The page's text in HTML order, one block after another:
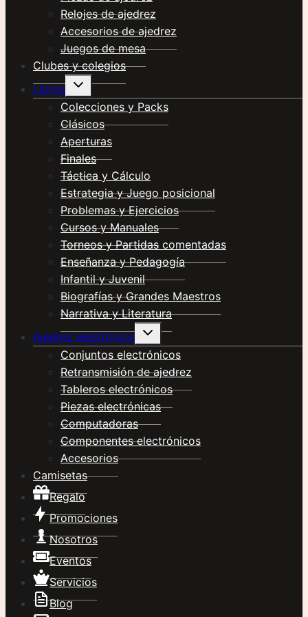
Relojes de ajedrez
Accesorios de ajedrez
Juegos de mesa
Clubes y colegios
Libros
Alternar
hijo
Colecciones y Packs
Clásicos
Aperturas
Finales
Táctica y Cálculo
Estrategia y Juego posicional
Problemas y Ejercicios
Cursos y Manuales
Torneos y Partidas comentadas
Enseñanza y Pedagogía
Infantil y Juvenil
Biografías y Grandes Maestros
Narrativa y Literatura
Ajedrez electrónico
Alternar
hijo
Conjuntos electrónicos
Retransmisión de ajedrez
Tableros electrónicos
Piezas electrónicas
Computadoras
Componentes electrónicos
Accesorios
Camisetas
Regalo
Promociones
Nosotros
Eventos
Servicios
Blog